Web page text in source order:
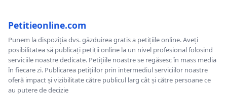
Petitieonline.com
Punem la dispoziția dvs. găzduirea gratis a petițiile online. Aveți
posibilitatea să publicați petiții online la un nivel profesional folosind
serviciile noastre dedicate. Petițiile noastre se regăsesc în mass media
în fiecare zi. Publicarea petițiilor prin intermediul serviciilor noastre
oferă impact și vizibilitate către publicul larg cât și către persoane ce
au putere de decizie